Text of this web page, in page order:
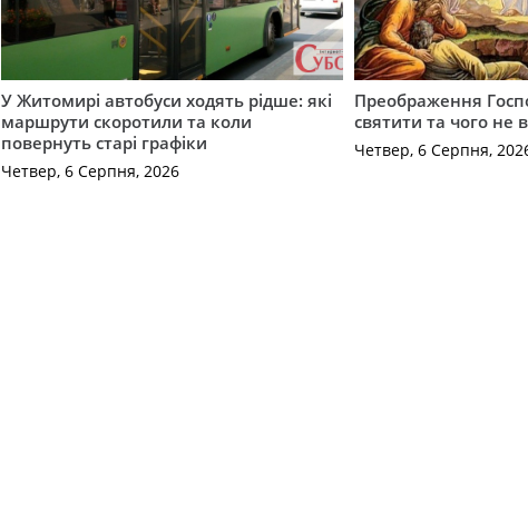
У Житомирі автобуси ходять рідше: які
маршрути скоротили та коли
повернуть старі графіки
Четвер, 6 Серпня, 2026
Преображення
святити та чого не
Четвер, 6 Серпня,